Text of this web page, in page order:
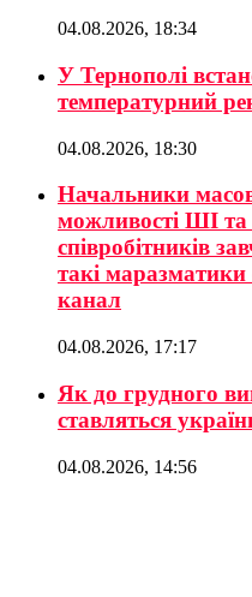
04.08.2026, 18:34
У Тернополі
температурний
04.08.2026, 18:30
Начальники
можливості ШІ та
співробітників
такі
канал
04.08.2026, 17:17
Як до грудного
ставляться
04.08.2026, 14:56